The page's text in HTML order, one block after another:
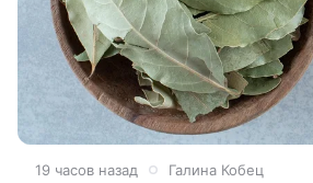
19 часов назад Галина Кобец